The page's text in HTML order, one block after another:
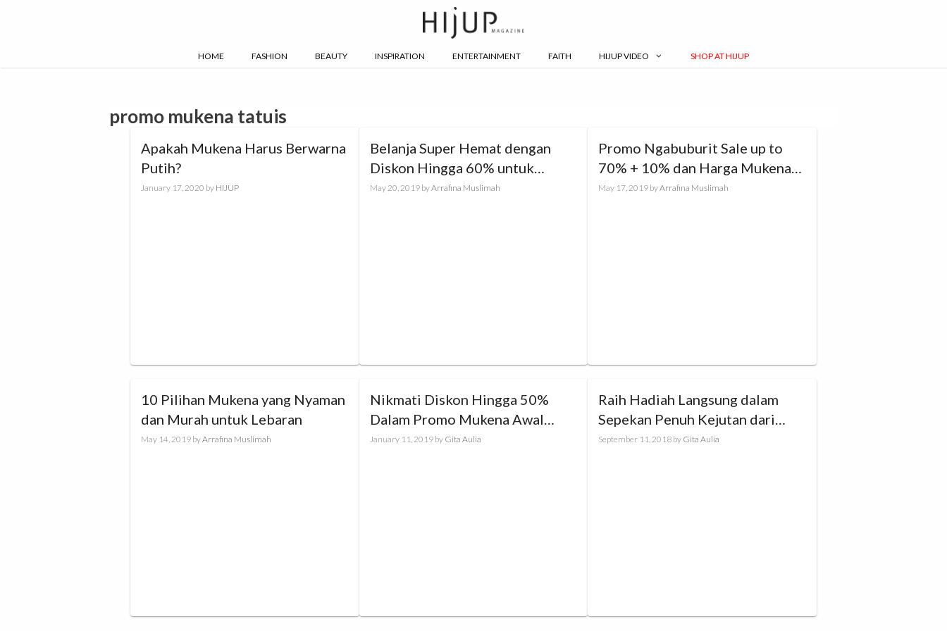
HOME FASHION BEAUTY INSPIRATION ENTERTAINMENT FAITH HIJUP VIDEO SHOP AT HIJUP
promo mukena tatuis
Apakah Mukena Harus Berwarna
Putih?
January 17, 2020 by HIJUP
Belanja Super Hemat dengan
Diskon Hingga 60% untuk
Premium Brand!
May 20, 2019 byArrafina Muslimah
Promo Ngabuburit Sale up to
70% + 10% dan Harga Mukena
Mulai dari Rp10.000!
May 17, 2019 byArrafina Muslimah
10 Pilihan Mukena yang Nyaman
dan Murah untuk Lebaran
May 14, 2019 byArrafina Muslimah
Nikmati Diskon Hingga 50%
Dalam Promo Mukena Awal
Tahun
January 11, 2019 by Gita Aulia
Raih Hadiah Langsung dalam
Sepekan Penuh Kejutan dari
HIJUP
September 11, 2018 by Gita Aulia